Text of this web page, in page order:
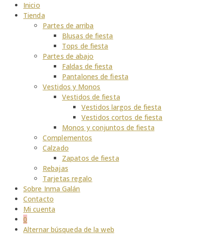
Inicio
Tienda
Partes de arriba
Blusas de fiesta
Tops de fiesta
Partes de abajo
Faldas de fiesta
Pantalones de fiesta
Vestidos y Monos
Vestidos de fiesta
Vestidos largos de fiesta
Vestidos cortos de fiesta
Monos y conjuntos de fiesta
Complementos
Calzado
Zapatos de fiesta
Rebajas
Tarjetas regalo
Sobre Inma Galán
Contacto
Mi cuenta
0
Alternar búsqueda de la web